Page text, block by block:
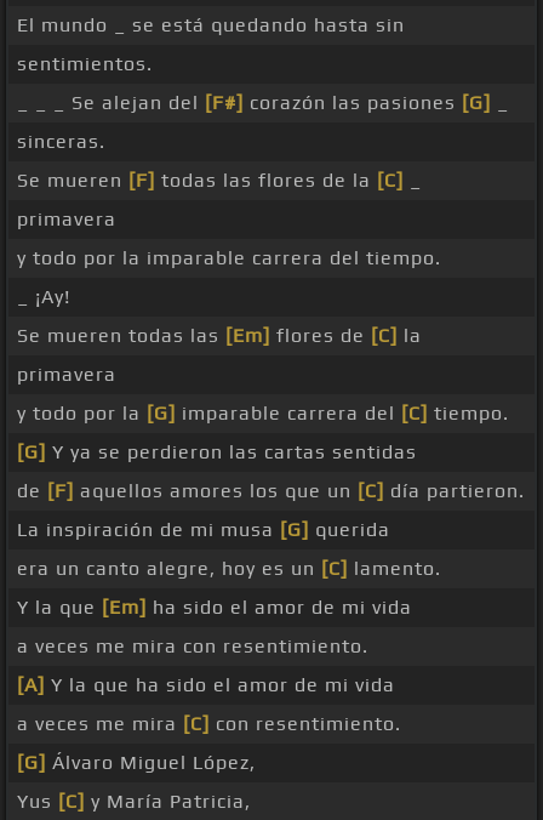
El mundo _ se está quedando hasta sin
sentimientos.
_ _ _ Se alejan del [F#] corazón las pasiones [G]
sinceras.
Se mueren [F] todas las flores de la [C]
primavera
y todo por la imparable carrera del tiempo.
_ ¡Ay!
Se mueren todas las [Em] flores de [C] la
primavera
y todo por la [G] imparable carrera del [C] tiempo.
[G] Y ya se perdieron las cartas sentidas
de [F] aquellos amores los que un [C] día partieron.
La inspiración de mi musa [G] querida
era un canto alegre, hoy es un [C] lamento.
Y la que [Em] ha sido el amor de mi vida
a veces me mira con resentimiento.
[A] Y la que ha sido el amor de mi vida
a veces me mira [C] con resentimiento.
[G] Álvaro Miguel López,
Yus [C] y María Patricia,